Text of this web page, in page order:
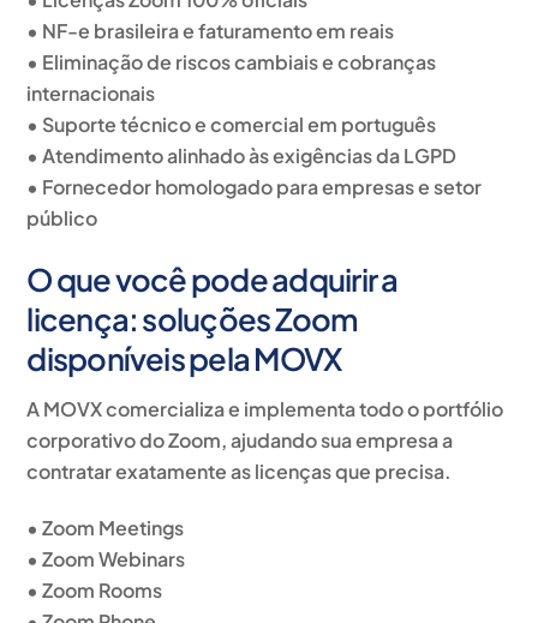
• NF-e brasileira e faturamento em reais
• Eliminação de riscos cambiais e cobranças
internacionais
• Suporte técnico e comercial em português
• Atendimento alinhado às exigências da LGPD
• Fornecedor homologado para empresas e setor
público
O que você pode adquirir a
licença: soluções Zoom
disponíveis pela MOVX
A MOVX comercializa e implementa todo o portfólio
corporativo do Zoom, ajudando sua empresa a
contratar exatamente as licenças que precisa.
• Zoom Meetings
• Zoom Webinars
• Zoom Rooms